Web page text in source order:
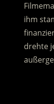
ihm
drehte